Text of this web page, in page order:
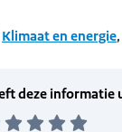
Klimaat en energie,